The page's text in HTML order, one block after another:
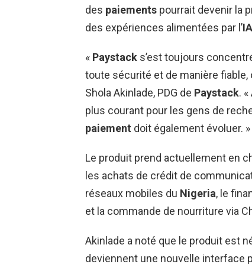
des paiements pourrait devenir la
des expériences alimentées par l’IA
« Paystack s’est toujours
toute sécurité et de manière
Shola Akinlade, PDG de Paystack.
plus courant pour les gens de
paiement doit également évoluer. »
Le produit prend actuellement en
les achats de crédit de
réseaux mobiles du Nigeria, le
et la commande de nourriture via
Akinlade a noté que le produit est
deviennent une nouvelle interface